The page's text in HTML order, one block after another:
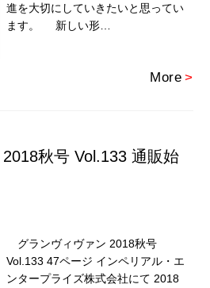
進を大切にしていきたいと思ってい
ます。 新しい形…
More >
秋号 Vol.133 通販始
グランヴィヴァン 2018秋号
Vol.133 47ページ インペリアル・エ
ンタープライズ株式会社にて 2018